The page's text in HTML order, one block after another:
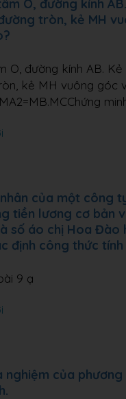
O, đường kính
tròn, kẻ MH
O, đường kính AB.
kẻ MH vuông góc
của một công
tiền lương cơ bản
số áo chị Hoa
định công thức
9 ạ
nghiệm của